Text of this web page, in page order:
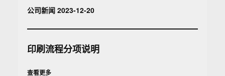
公司新闻 2023-12-20
印刷流程分项说明
查看更多